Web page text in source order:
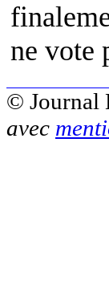
ne vote
©
avec